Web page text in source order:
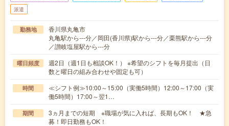
派遣
勤務地
香川県丸亀市
丸亀駅から---分／岡田(香川県)駅から---分／栗熊駅から---分
／讃岐塩屋駅から---分
曜日頻度
週2日（週1日も相談OK！） ※希望のシフトを毎月提出（日
数と曜日の組み合わせや固定も可）
時間
≪シフト例≫10:00～15:00（実働5時間）12:00～17:00（実
働5時間）17:00～翌1…
期間
3ヵ月までの短期 ※職場が気に入れば、長期もOK！ ★急
募！即日勤務もOK！